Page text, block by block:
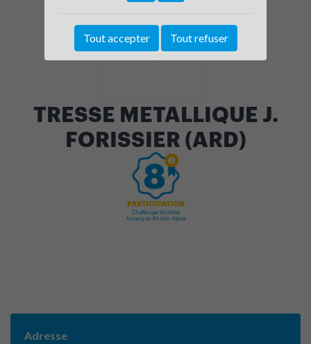
TRESSE METALLIQUE J.
FORISSIER (ARD)
Adresse
Tout accepter Tout refuser